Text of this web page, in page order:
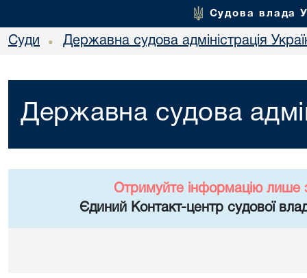
Судова влада
Суди • Державна судова адміністрація
Державна судова
Отримуйте інформацію лише
Єдиний Контакт-центр судової